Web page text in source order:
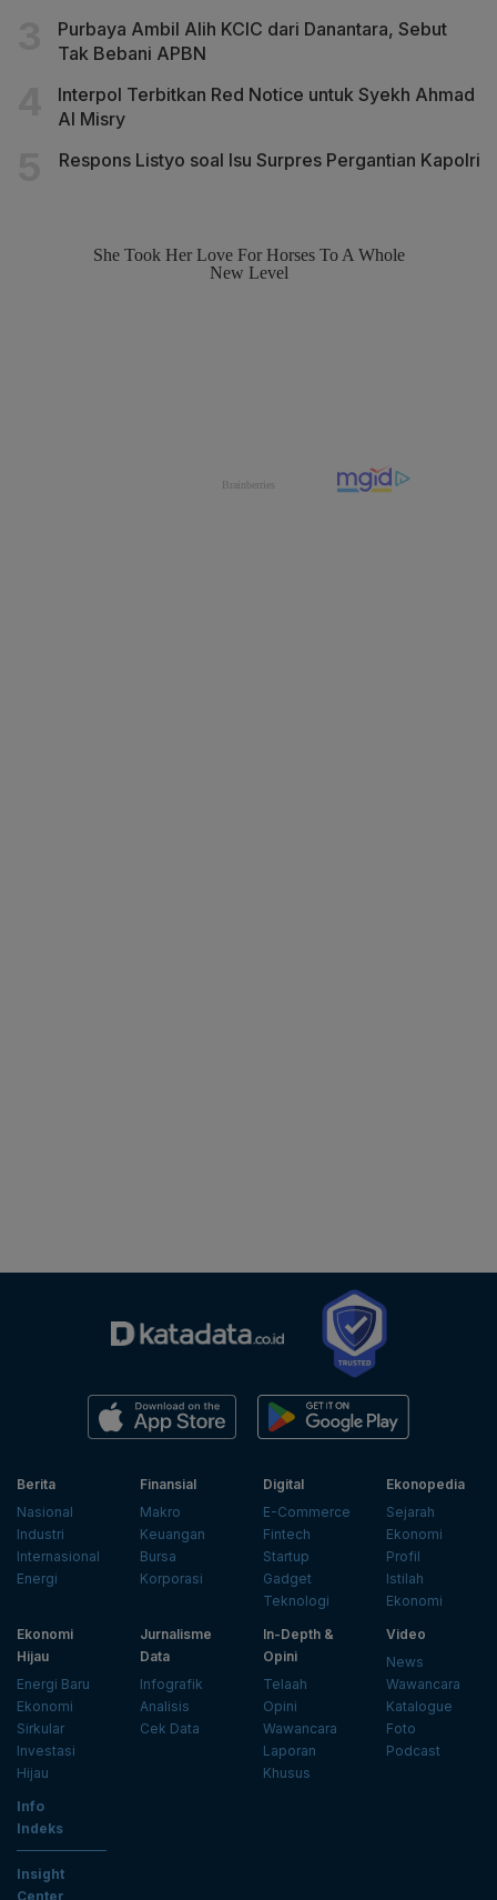
Purbaya Ambil Alih KCIC dari Danantara, Sebut
Tak Bebani APBN
Interpol Terbitkan Red Notice untuk Syekh Ahmad
Al Misry
Respons Listyo soal Isu Surpres Pergantian Kapolri
Berita
Nasional
Industri
Internasional
Energi
Finansial
Makro
Keuangan
Bursa
Korporasi
Digital
E-Commerce
Fintech
Startup
Gadget
Teknologi
Ekonopedia
Sejarah
Ekonomi
Profil
Istilah
Ekonomi
Ekonomi
Hijau
Energi Baru
Ekonomi
Sirkular
Investasi
Hijau
Jurnalisme
Data
Infografik
Analisis
Cek Data
In-Depth &
Opini
Telaah
Opini
Wawancara
Laporan
Khusus
Video
News
Wawancara
Katalogue
Foto
Podcast
Info
Indeks
Insight
Center